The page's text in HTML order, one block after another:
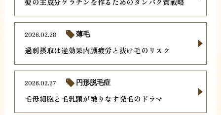
過剰摂取は逆効果内臓疲労と抜け毛のリスク
2026.02.28 薄毛
毛母細胞と毛乳頭が織りなす発毛のドラマ
2026.02.27 円形脱毛症